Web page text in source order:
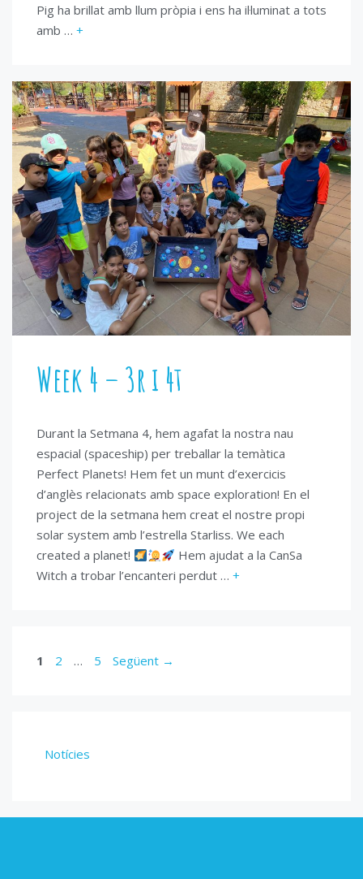
Pig ha brillat amb llum pròpia i ens ha il·luminat a tots
amb … +
Week 4 – 3r i 4t
Durant la Setmana 4, hem agafat la nostra nau
espacial (spaceship) per treballar la temàtica
Perfect Planets! Hem fet un munt d’exercicis
d’anglès relacionats amb space exploration! En el
project de la setmana hem creat el nostre propi
solar system amb l’estrella Starliss. We each
created a planet!
Hem ajudat a la CanSa
Witch a trobar l’encanteri perdut … +
Pàgina
1 Pàgina
2 … Pàgina
5 Següent →
Notícies